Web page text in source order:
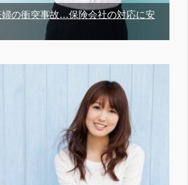
婦の衝突事故…保険会社の対応に安